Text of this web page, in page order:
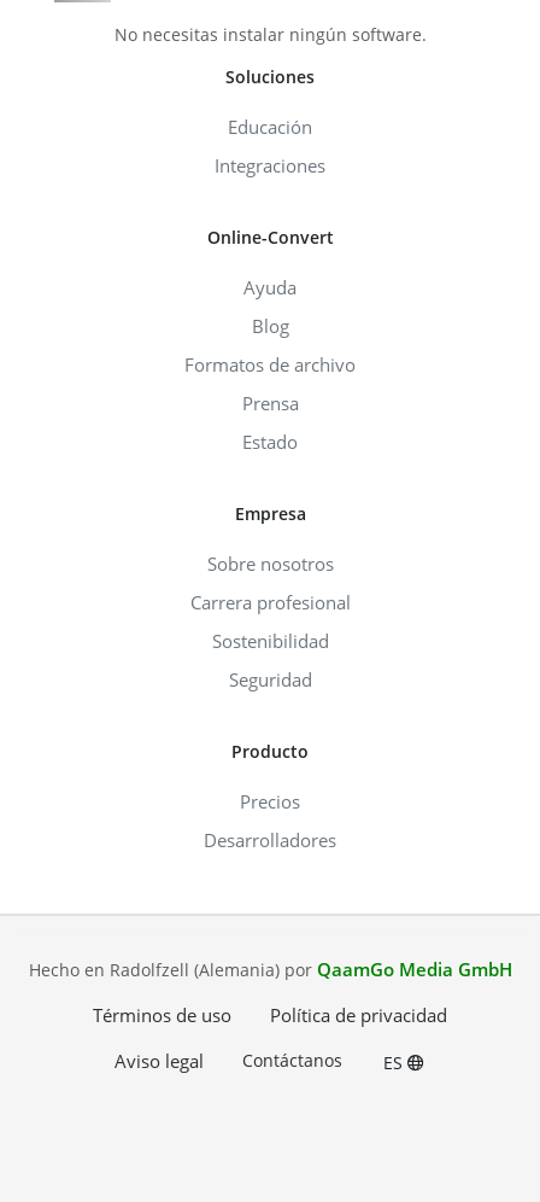
No necesitas instalar ningún software.
Soluciones
Educación
Integraciones
Online-Convert
Ayuda
Blog
Formatos de archivo
Prensa
Estado
Empresa
Sobre nosotros
Carrera profesional
Sostenibilidad
Seguridad
Producto
Precios
Desarrolladores
Hecho en Radolfzell (Alemania) por QaamGo Media GmbH
Términos de uso
Política de privacidad
Aviso legal
Contáctanos ES